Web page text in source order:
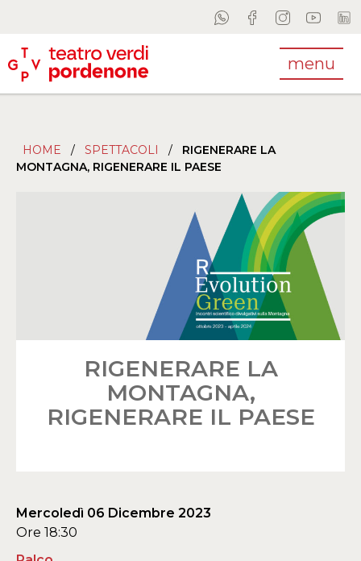
menu
HOME / SPETTACOLI /
RIGENERARE LA
MONTAGNA, RIGENERARE IL PAESE
RIGENERARE LA
MONTAGNA,
RIGENERARE IL PAESE
Mercoledì 06 Dicembre 2023
Ore 18:30